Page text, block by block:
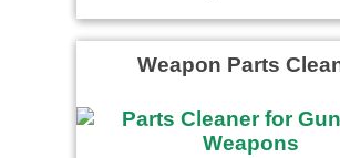
Weapon Parts